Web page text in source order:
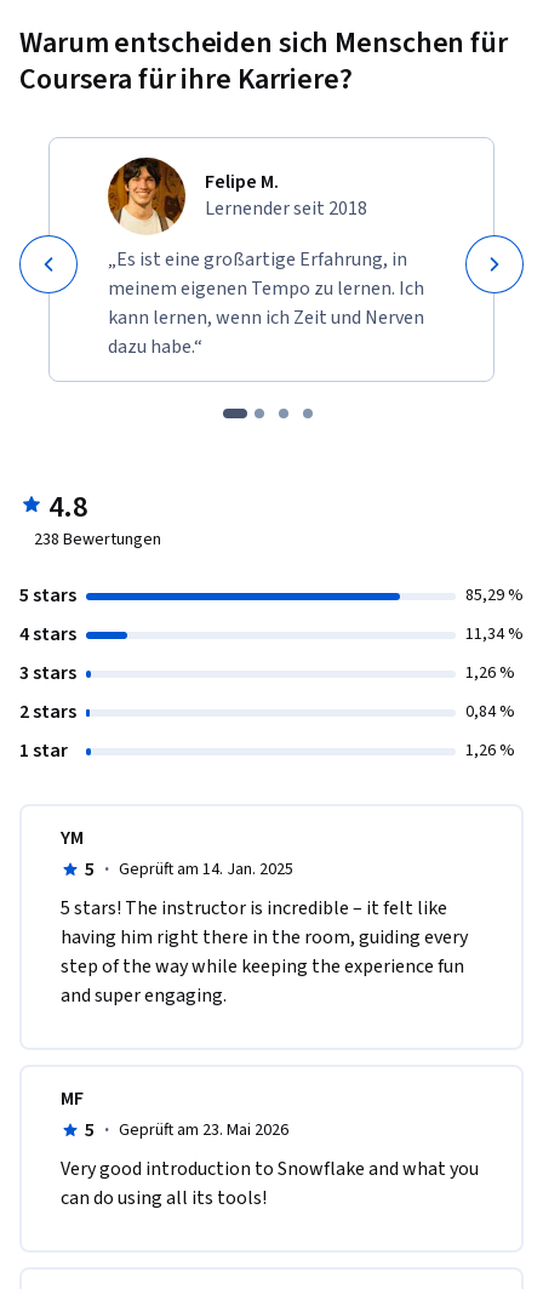
Warum entscheiden sich Menschen für
Coursera für ihre Karriere?
Felipe M.
Lernender seit 2018
„Es ist eine großartige Erfahrung, in
meinem eigenen Tempo zu lernen. Ich
kann lernen, wenn ich Zeit und Nerven
dazu habe.“
4.8
238 Bewertungen
5 stars 85,29 %
4 stars 11,34 %
3 stars 1,26 %
2 stars 0,84 %
1 star 1,26 %
YM
5 · Geprüft am 14. Jan. 2025
5 stars! The instructor is incredible – it felt like
having him right there in the room, guiding every
step of the way while keeping the experience fun
and super engaging.
MF
5 · Geprüft am 23. Mai 2026
Very good introduction to Snowflake and what you
can do using all its tools!